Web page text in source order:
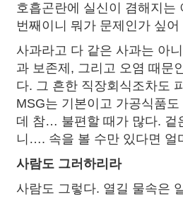
호흡곤란에 실신이 겸해지는
번째이니 뭐가 문제인가 싶
사과라고 다 같은 사과는 아
과 보존제, 그리고 오염 때문
다. 그 흔한 직장회식조차도
MSG는 기본이고 가공식품
데 참… 불편할 때가 많다. 겉
니…. 속을 볼 수만 있다면 얼
사람도 그러하리라
사람도 그렇다. 열길 물속은